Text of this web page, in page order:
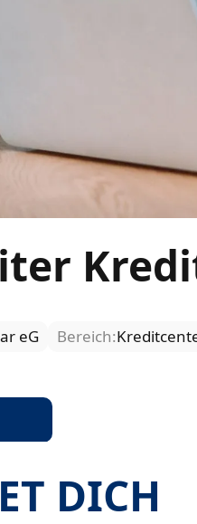
eG Bereich:
DICH